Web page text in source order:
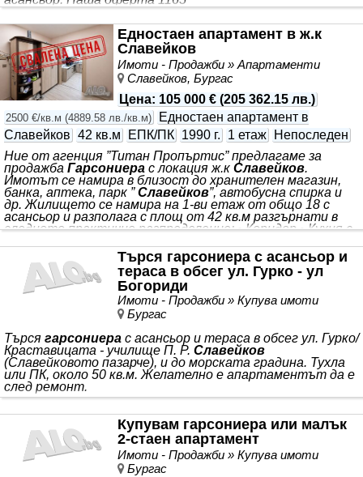
Едностаен апартамент в ж.к
Славейков
Имоти - Продажби » Апартаменти
Славейков, Бургас
Цена: 105 000 € (205 362.15 лв.)
2500 €/кв.м (4889.58 лв./кв.м)
Едностаен апартамент в
Славейков 42 кв.м ЕПК/ПК 1990 г. 1 етаж
Непоследен
Ние от агенция ”Титан Пропъртис” предлагаме за
продажба Гарсониера с локация ж.к Славейков.
Имотът се намира в близост до хранителен магазин,
банка, аптека, парк ”Славейков”, автобусна спирка и
др. Жилището се намира на 1-ви етаж от общо 18 с
асансьор и разполага с площ от 42 кв.м разгърнати в
следното практично разпределение: • Коридор • Кухня с
Изложение: Изток/ Запад/ Юг Състояние: за ремонт
Агенцията съдейства за банково кредитиране с всички
водещи банки в страната при най-добри условия! За
оглед на това и други атрактивни
Търся гарсониера с асансьор и
тераса в обсег ул. Гурко - ул
Богориди
Имоти - Продажби » Купува имоти
Бургас
Търся гарсониера с асансьор и тераса в обсег ул. Гурко/
Краставицата - училище П. Р. Славейков
(Славейковото пазарче), и до морската градина. Тухла
или ПК, около 50 кв.м. Желателно е апартаментът да е
след ремонт.
Купувам гарсониера или малък
2-стаен апартамент
Имоти - Продажби » Купува имоти
Бургас